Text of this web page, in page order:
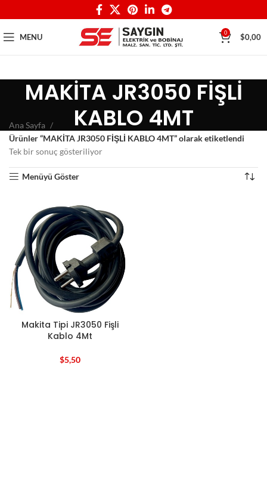
MENU 0 $0,00
MAKİTA JR3050 FİŞLİ
KABLO 4MT
Ana Sayfa
Ürünler “MAKİTA JR3050 FİŞLİ KABLO 4MT” olarak etiketlendi
Tek bir sonuç gösteriliyor
Menüyü Göster
Makita Tipi JR3050 Fişli
Kablo 4Mt
$5,50